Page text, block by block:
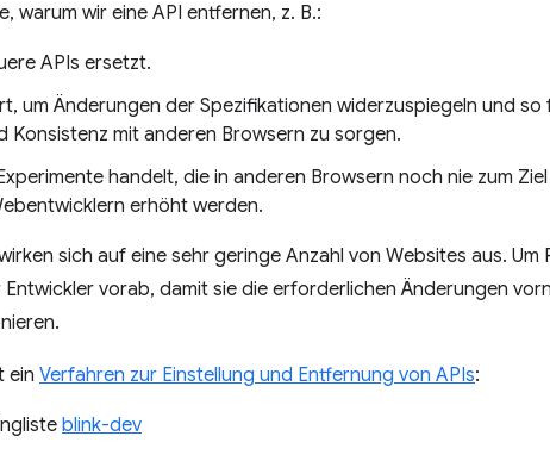
warum wir eine API entfernen, z. B.:
APIs ersetzt.
um Änderungen der Spezifikationen widerzuspiegeln und so
Konsistenz mit anderen Browsern zu sorgen.
handelt, die in anderen Browsern noch nie zum
erhöht werden.
sich auf eine sehr geringe Anzahl von Websites aus.
Entwickler vorab, damit sie die erforderlichen Änderungen
ein Verfahren zur Einstellung und Entfernung von APIs:
blink-dev